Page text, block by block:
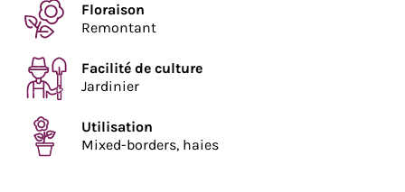
Floraison
Remontant
Facilité de culture
Jardinier
Utilisation
Mixed-borders, haies